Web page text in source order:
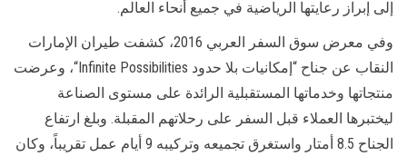
إلى إبراز رعايتها الرياضية في جميع أنحاء العالم.
وفي معرض سوق السفر العربي 2016، كشفت طيران الإمارات
النقاب عن جناح “إمكانيات بلا حدود Infinite Possibilities “، وعرضت
منتجاتها وخدماتها المستقبلية الرائدة على مستوى الصناعة
ليختبرها العملاء قبل السفر على رحلاتهم المقبلة. وبلغ ارتفاع
الجناح 8.5 أمتار واستغرق تجميعه وتركيبه 9 أيام عمل تقريباً، وكان